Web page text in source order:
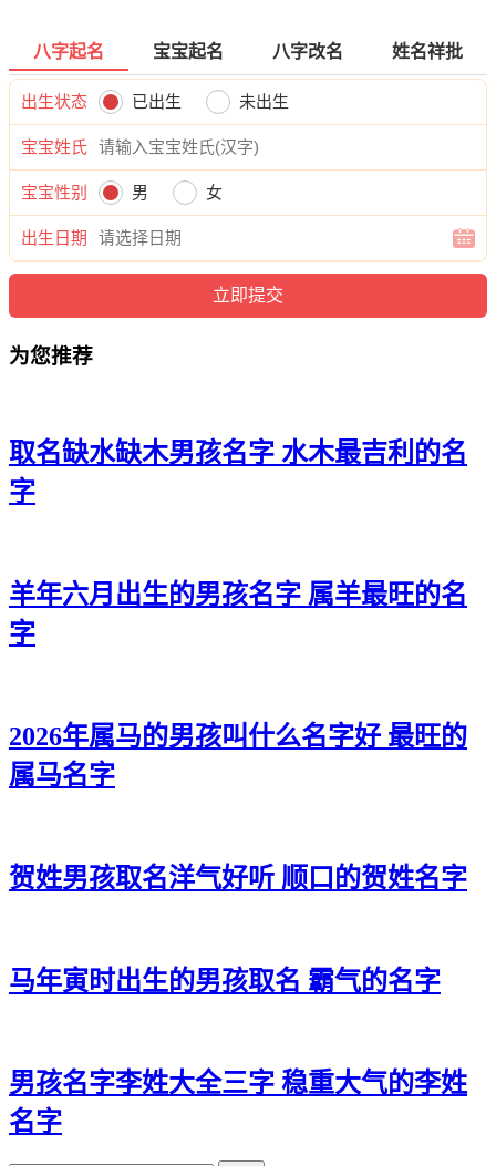
诚廷、启云、岳正、裕炎、亦俊、晨泽、谦唯、西渝、渝璋、
源厚、帆岩、迪庚、怀源、麒曜、健瀚、旻正、江南、云伦、
铭清、原宇、柯凯、牧宁、译海、俊炎、凯宸、毅泽、奕奕、
昊高、俊俊、海方、吟泽、锦远、海伦、绍旻、龙道、俊理、
旭旭。
八字起名 宝宝起名 八字改名 姓名祥批
出生状态 已出生 未出生
宝宝姓氏
宝宝性别 男 女
出生日期
为您推荐
取名缺水缺木男孩名字 水木最吉利的名
字
羊年六月出生的男孩名字 属羊最旺的名
字
2026年属马的男孩叫什么名字好 最旺的
属马名字
贺姓男孩取名洋气好听 顺口的贺姓名字
马年寅时出生的男孩取名 霸气的名字
男孩名字李姓大全三字 稳重大气的李姓
名字